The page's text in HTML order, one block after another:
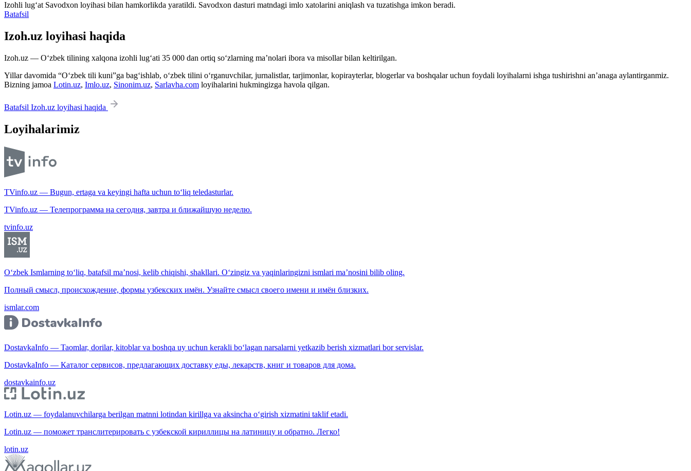
Izohli lugʻat Savodxon loyihasi bilan hamkorlikda yaratildi. Savodxon dasturi matndagi imlo xatolarini aniqlash va tuzatishga imkon beradi.
Batafsil
Izoh.uz loyihasi haqida
Izoh.uz — O‘zbek tilining xalqona izohli lug‘ati 35 000 dan ortiq so‘zlarning ma’nolari ibora va misollar bilan keltirilgan.
Yillar davomida “O‘zbek tili kuni”ga bag‘ishlab, o‘zbek tilini o‘rganuvchilar, jurnalistlar, tarjimonlar, kopirayterlar, blogerlar va boshqalar uchun foydali loyihalarni ishga tushirishni an’anaga aylantirganmiz.
Bizning jamoa Lotin.uz, Imlo.uz, Sinonim.uz, Sarlavha.com loyihalarini hukmingizga havola qilgan.
Batafsil Izoh.uz loyihasi haqida
Loyihalarimiz
TVinfo.uz — Bugun, ertaga va keyingi hafta uchun to‘liq teledasturlar.
TVinfo.uz — Телепрограмма на сегодня, завтра и ближайшую неделю.
tvinfo.uz
O‘zbek Ismlarning to‘liq, batafsil ma’nosi, kelib chiqishi, shakllari. O‘zingiz va yaqinlaringizni ismlari ma’nosini bilib oling.
Полный смысл, происхождение, формы узбекских имён. Узнайте смысл своего имени и имён близких.
ismlar.com
DostavkaInfo — Taomlar, dorilar, kitoblar va boshqa uy uchun kerakli bo‘lagan narsalarni yetkazib berish xizmatlari bor servislar.
DostavkaInfo — Каталог сервисов, предлагающих доставку еды, лекарств, книг и товаров для дома.
dostavkainfo.uz
Lotin.uz — foydalanuvchilarga berilgan matnni lotindan kirillga va aksincha o‘girish xizmatini taklif etadi.
Lotin.uz — поможет транслитерировать с узбекской кириллицы на латиницу и обратно. Легко!
lotin.uz